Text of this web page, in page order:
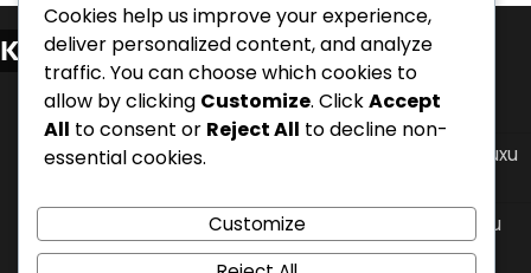
Kategorie
Polohy při spánku pro zvládání nočního refluxu
kyseliny
Protokoly časování jídel pro úlevu od nočního refluxu
Úpravy životního stylu pro zvládání nočního refluxu
kyseliny
Cookies help us improve your experience,
deliver personalized content, and analyze
traffic. You can choose which cookies to
allow by clicking Customize. ClickAccept
All to consent or Reject All to decline non-
essential cookies.
Customize